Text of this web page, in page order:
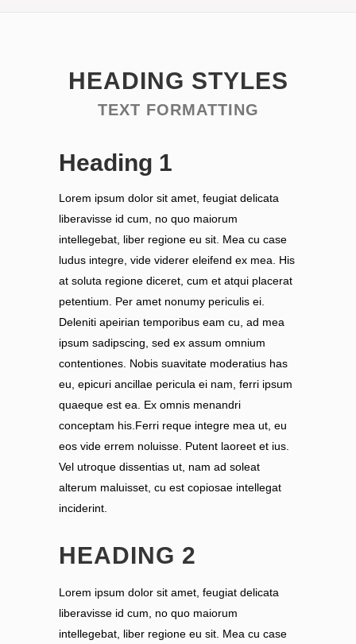
HEADING STYLES
TEXT FORMATTING
Heading 1
Lorem ipsum dolor sit amet, feugiat delicata
liberavisse id cum, no quo maiorum
intellegebat, liber regione eu sit. Mea cu case
ludus integre, vide viderer eleifend ex mea. His
at soluta regione diceret, cum et atqui placerat
petentium. Per amet nonumy periculis ei.
Deleniti apeirian temporibus eam cu, ad mea
ipsum sadipscing, sed ex assum omnium
contentiones. Nobis suavitate moderatius has
eu, epicuri ancillae pericula ei nam, ferri ipsum
quaeque est ea. Ex omnis menandri
conceptam his.Ferri reque integre mea ut, eu
eos vide errem noluisse. Putent laoreet et ius.
Vel utroque dissentias ut, nam ad soleat
alterum maluisset, cu est copiosae intellegat
inciderint.
HEADING 2
Lorem ipsum dolor sit amet, feugiat delicata
liberavisse id cum, no quo maiorum
intellegebat, liber regione eu sit. Mea cu case